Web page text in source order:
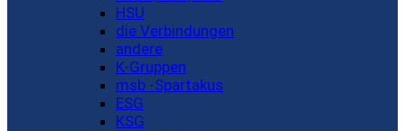
HSU
die Verbindungen
andere
K-Gruppen
msb -Spartakus
ESG
KSG